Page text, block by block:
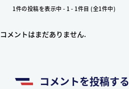
1件の投稿を表示中 - 1 - 1件目 (全1件中)
コメントはまだありません.
コメントを投稿する